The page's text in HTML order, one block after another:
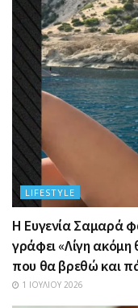
LIFESTYLE
Η Ευγενία Σαμαρά
γράφει «Λίγη
που θα βρεθώ και
1 ΙΟΥΛΊΟΥ 2026